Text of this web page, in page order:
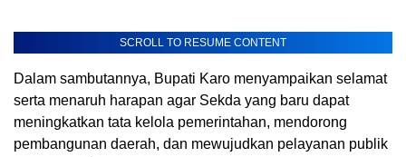
SCROLL TO RESUME CONTENT
Dalam sambutannya, Bupati Karo menyampaikan selamat
serta menaruh harapan agar Sekda yang baru dapat
meningkatkan tata kelola pemerintahan, mendorong
pembangunan daerah, dan mewujudkan pelayanan publik